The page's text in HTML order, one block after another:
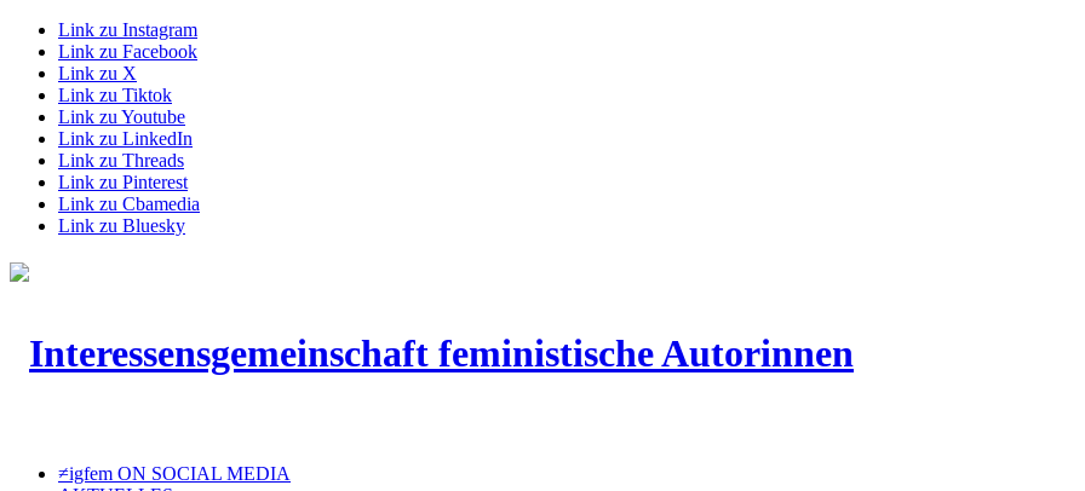
Link zu Instagram
Link zu Facebook
Link zu X
Link zu Tiktok
Link zu Youtube
Link zu LinkedIn
Link zu Threads
Link zu Pinterest
Link zu Cbamedia
Link zu Bluesky
≠igfem ON SOCIAL MEDIA